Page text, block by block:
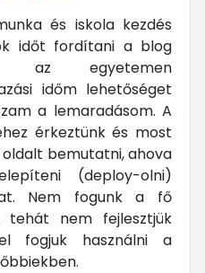
és iskola kezdés
időt fordítani a blog
az egyetemen
időm lehetőséget
a lemaradásom. A
érkeztünk és most
bemutatni, ahova
(deploy-olni)
Nem fogunk a fő
tehát nem fejlesztjük
fogjuk használni a